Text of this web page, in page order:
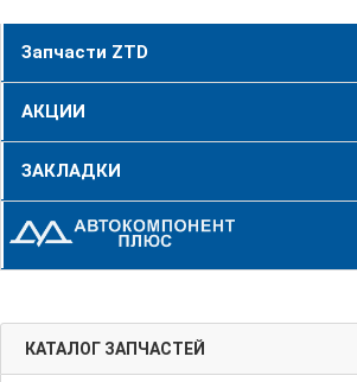
Запчасти ZTD
АКЦИИ
ЗАКЛАДКИ
КАТАЛОГ ЗАПЧАСТЕЙ